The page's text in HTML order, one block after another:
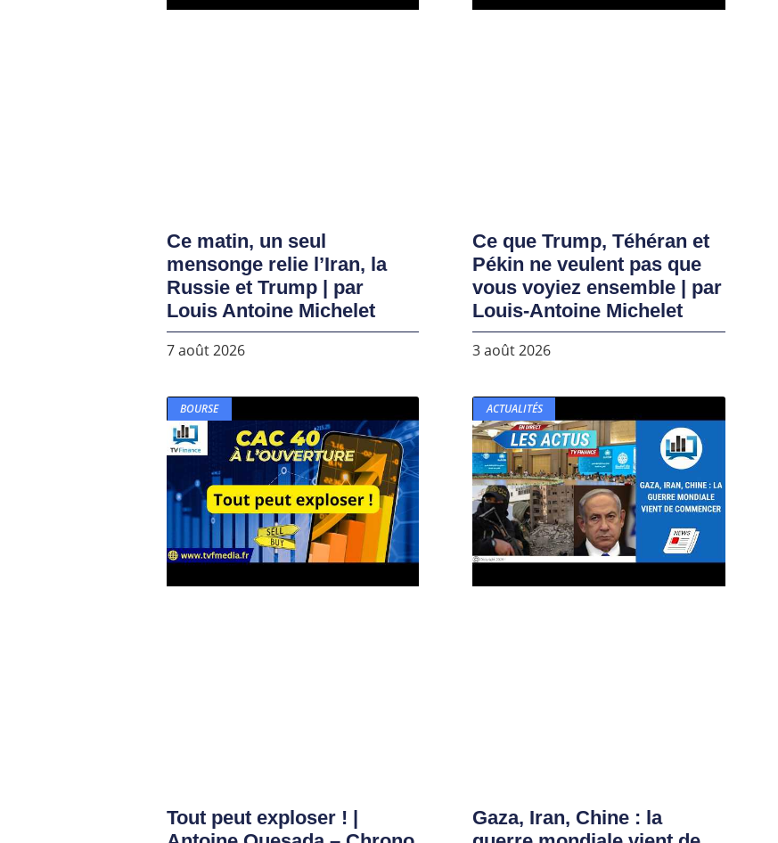
Ce matin, un seul
mensonge relie l’Iran, la
Russie et Trump | par
Louis Antoine Michelet
7 août 2026
Ce que Trump, Téhéran et
Pékin ne veulent pas que
vous voyiez ensemble | par
Louis-Antoine Michelet
3 août 2026
BOURSE
Tout peut exploser ! |
ACTUALITÉS
Gaza, Iran, Chine : la